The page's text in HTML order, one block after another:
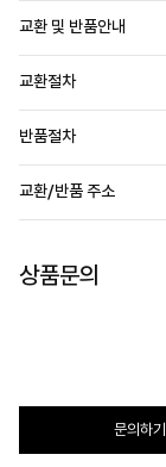
교환 및 반품안내
교환절차
반품절차
교환/반품 주소
상품문의
문의하기